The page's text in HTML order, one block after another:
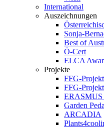
International
Auszeichnungen
Sonja-
Best of
Ö-Cert
ELCA
Projekte
FFG-
FFG-
ERASMUS
Garden
ARCADIA